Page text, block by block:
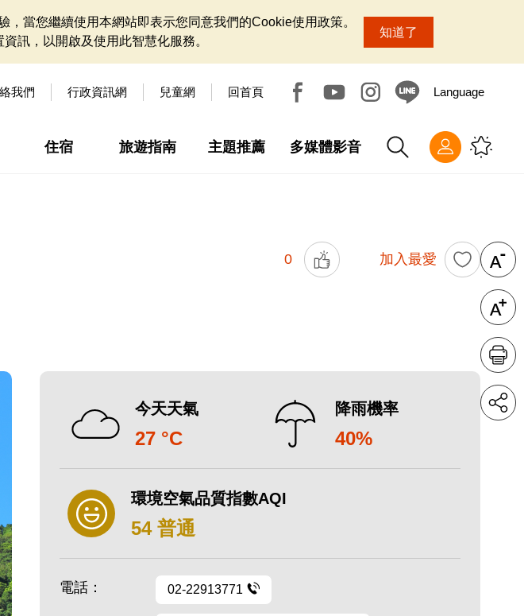
當您繼續使用本網站即表示您同意我們的Cookie使用政策。
訊，以開啟及使用此智慧化服務。
知道了
我們 行政資訊網 兒童網 回首頁 Language
住宿 旅遊指南 主題推薦 多媒體影音
0 加入最愛
今天天氣
27 °C
降雨機率
40%
環境空氣品質指數AQI
54 普通
電話： 02-22913771